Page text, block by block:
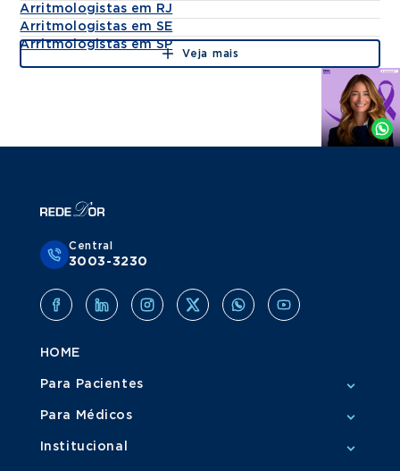
Arritmologistas em RJ
Arritmologistas em SE
Arritmologistas em SP
Veja mais
Agende
Whatsapp
Central
3003-3230
HOME
Para Pacientes
Para Médicos
Institucional